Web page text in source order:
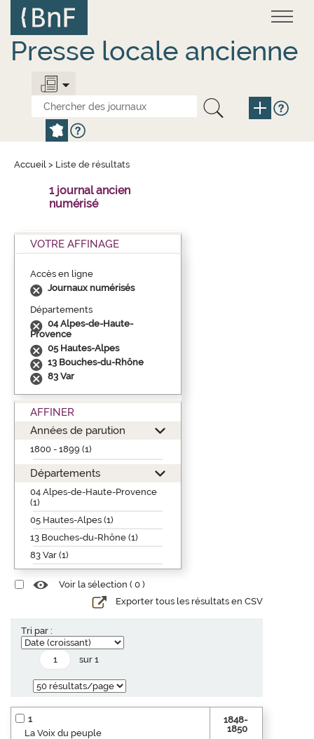
contenu
principal
Presse locale ancienne
Accueil > Liste de résultats
1 journal ancien
numérisé
VOTRE AFFINAGE
Accès en ligne
Journaux numérisés
Départements
04 Alpes-de-Haute-
Provence
05 Hautes-Alpes
13 Bouches-du-Rhône
83 Var
AFFINER
Années de parution
1800 - 1899 (1)
Départements
04 Alpes-de-Haute-Provence
(1)
05 Hautes-Alpes (1)
13 Bouches-du-Rhône (1)
83 Var (1)
Voir la sélection ( 0 )
Exporter tous les résultats en CSV
Tri par :
sur 1
1
La Voix du peuple
1848-
1850
Panneau de gestion des cookies